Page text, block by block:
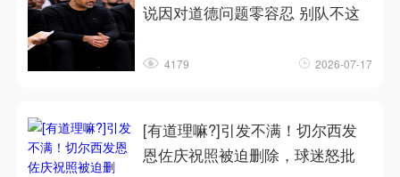
说因对道德问题零容忍 别队不这
4179 2026-07-17
[有道理嘛?]引发不满！切尔西发
恩佐庆祝照被迫删除，球迷怒批